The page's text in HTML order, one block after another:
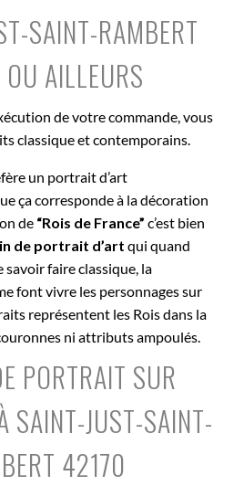
SAINT-RAMBERT
AILLEURS
de votre commande, vous
classique et contemporains.
un portrait d’art
ça corresponde à la décoration
de “Rois de France” c’est bien
de portrait d’art qui quand
savoir faire classique, la
font vivre les personnages sur
représentent les Rois dans la
ni attributs ampoulés.
PORTRAIT SUR
SAINT-JUST-SAINT-
42170